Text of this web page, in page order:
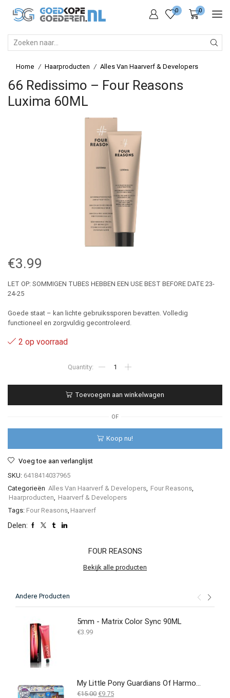
0 0
Home / Haarproducten / Alles Van Haarverf & Developers
66 Redissimo – Four Reasons
Luxima 60ML
€3.99
LET OP: SOMMIGEN TUBES HEBBEN EEN USE BEST BEFORE DATE 23-
24-25
Goede staat – kan lichte gebruikssporen bevatten. Volledig
functioneel en zorgvuldig gecontroleerd.
2 op voorraad
Redissimo
Reasons
Luxima
60ML
Toevoegen aan winkelwagen
OF
Koop nu!
Voeg toe aan verlanglijst
SKU: 6418414037965
Categorieën Alles Van Haarverf & Developers Four Reasons
Haarproducten
Haarverf & Developers
Tags: Four Reasons Haarverf
Delen:
FOUR REASONS
Bekijk alle producten
Andere Producten
5mm - Matrix Color Sync 90ML
€3.99
My Little Pony Guardians Of Harmony Cheese Sandwich Pony With Party Tank
€15.00 Oorspronkelijke
€9.75Huidige